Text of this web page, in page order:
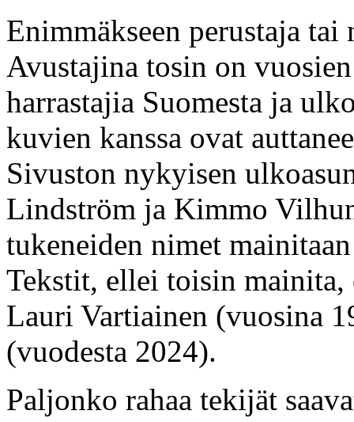
Enimmäkseen perustaja
Avustajina tosin on
harrastajia Suomesta ja
kuvien kanssa ovat
Sivuston nykyisen
Lindström ja Kimmo
tukeneiden nimet
Tekstit, ellei toisin mainita,
Lauri Vartiainen (vuosina
(vuodesta 2024).
Paljonko rahaa tekijät